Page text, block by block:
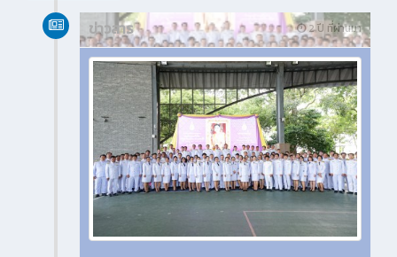
2 ปี ที่ผ่านมา
ข่าวสาร